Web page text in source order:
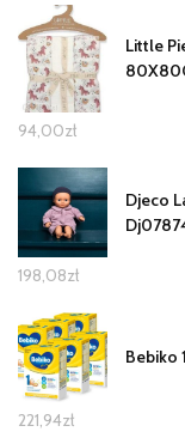
Little
94,00zł
Djeco
198,08zł
Bebiko
221,94zł